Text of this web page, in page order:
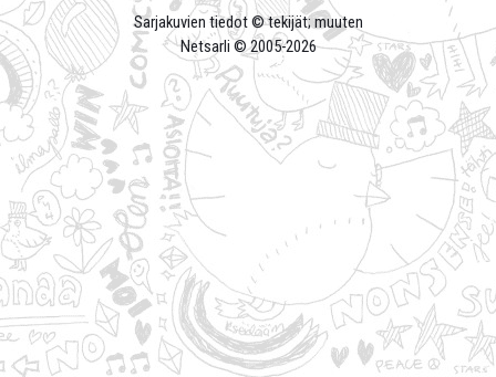
Sarjakuvien tiedot © tekijät; muuten
Netsarli © 2005-2026